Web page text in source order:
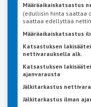
Määräaikaiskatsastus
(edullisin hinta saattaa
saattaa edellyttää
Määräaikaiskatsastus
Katsastuksen
nettivarauksella alk.
Katsastuksen
ajanvarausta
Jälkitarkastus
Jälkitarkastus ilman